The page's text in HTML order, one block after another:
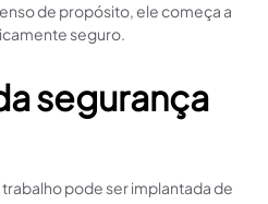
de propósito, ele começa a
seguro.
segurança
pode ser implantada de